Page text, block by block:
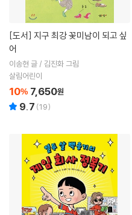
[도서]
어
이송현 글 / 김진화 그림
살림어린이
10% 7,650원
9.7 (19)